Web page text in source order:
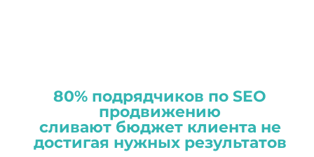
80% подрядчиков по SEO
продвижению
сливают бюджет клиента не
достигая нужных результатов